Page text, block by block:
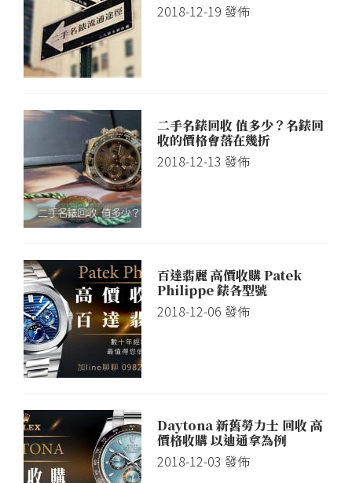
2018-12-19 發佈
二手名錶回收 值多少？名錶回
收的價格會落在幾折
2018-12-13 發佈
百達翡麗 高價收購 Patek
Philippe 錶各型號
2018-12-06 發佈
Daytona 新舊勞力士 回收 高
價格收購 以迪通拿為例
2018-12-03 發佈